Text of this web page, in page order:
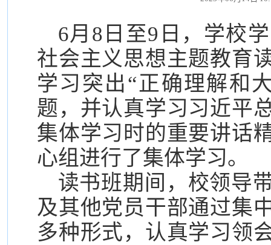
6月8日至9日，学校
社会主义思想主题教育
学习突出“正确理解和
题，并认真学习习近平
集体学习时的重要讲话
心组进行了集体学习。
读书班期间，校领导
及其他党员干部通过集
多种形式，认真学习领